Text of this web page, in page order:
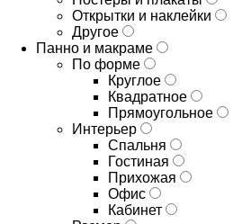
Открытки и наклейки
Другое
Панно и макраме
По форме
Круглое
Квадратное
Прямоугольное
Интерьер
Спальня
Гостиная
Прихожая
Офис
Кабинет